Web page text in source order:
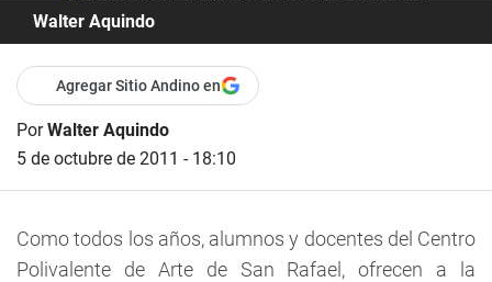
Walter Aquindo
Agregar Sitio Andino en
PorWalter Aquindo
5 de octubre de 2011 - 18:10
Como todos los años, alumnos y docentes del Centro
Polivalente de Arte de San Rafael, ofrecen a la